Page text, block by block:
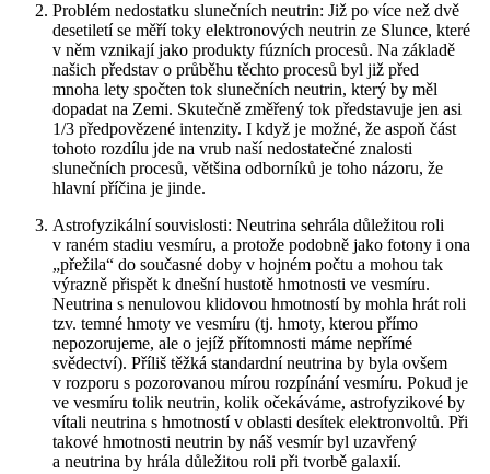
Problém nedostatku slunečních neutrin: Již po více než dvě
desetiletí se měří toky elektronových neutrin ze Slunce, které
v něm vznikají jako produkty fúzních procesů. Na základě
našich představ o průběhu těchto procesů byl již před
mnoha lety spočten tok slunečních neutrin, který by měl
dopadat na Zemi. Skutečně změřený tok představuje jen asi
1/3 předpovězené intenzity. I když je možné, že aspoň část
tohoto rozdílu jde na vrub naší nedostatečné znalosti
slunečních procesů, většina odborníků je toho názoru, že
hlavní příčina je jinde.
Astrofyzikální souvislosti: Neutrina sehrála důležitou roli
v raném stadiu vesmíru, a protože podobně jako fotony i ona
„přežila“ do současné doby v hojném počtu a mohou tak
výrazně přispět k dnešní hustotě hmotnosti ve vesmíru.
Neutrina s nenulovou klidovou hmotností by mohla hrát roli
tzv. temné hmoty ve vesmíru (tj. hmoty, kterou přímo
nepozorujeme, ale o jejíž přítomnosti máme nepřímé
svědectví). Příliš těžká standardní neutrina by byla ovšem
v rozporu s pozorovanou mírou rozpínání vesmíru. Pokud je
ve vesmíru tolik neutrin, kolik očekáváme, astrofyzikové by
vítali neutrina s hmotností v oblasti desítek elektronvoltů. Při
takové hmotnosti neutrin by náš vesmír byl uzavřený
a neutrina by hrála důležitou roli při tvorbě galaxií.